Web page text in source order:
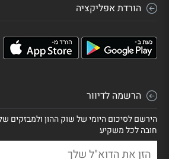
הורדת אפליקציה
הרשמה לדיוור
הירשם לסיכום היומי של שוק ההון ולמבזקים של
חובה לכל משקיע